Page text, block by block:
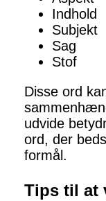
Indhold
Subjekt
Sag
Stof
Disse ord
udvide
ord, der
formål.
Tips til at